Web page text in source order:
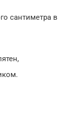
сантиметра в